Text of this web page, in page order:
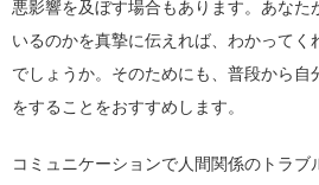
悪影響を及ぼす場合もあります。あなた
いるのかを真摯に伝えれば、わかってく
でしょうか。そのためにも、普段から自
をすることをおすすめします。
コミュニケーションで人間関係のトラ